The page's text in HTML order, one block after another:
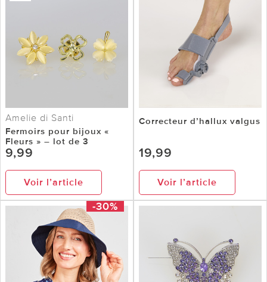
Amelie di Santi
Fermoirs pour bijoux «
Fleurs » – lot de 3
9,99
Voir l’article
Correcteur d’hallux valgus
19,99
Voir l’article
-30%